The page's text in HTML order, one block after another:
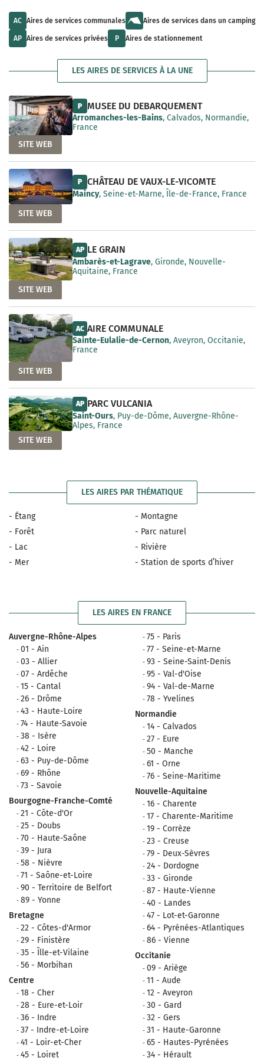
i
l
b
l
t
s
v
a
a
e
l
t
a
v
l
l
e
AC Aires de services communales Aires de services dans un camping
AP Aires de services privées P Aires de stationnement
LES AIRES DE SERVICES À LA UNE
P MUSEE DU DEBARQUEMENT
Arromanches-les-Bains, Calvados, Normandie,
France
SITE WEB
P CHÂTEAU DE VAUX-LE-VICOMTE
Maincy, Seine-et-Marne, Île-de-France, France
SITE WEB
AP LE GRAIN
Ambarès-et-Lagrave, Gironde, Nouvelle-
Aquitaine, France
SITE WEB
AC AIRE COMMUNALE
Sainte-Eulalie-de-Cernon, Aveyron, Occitanie,
France
SITE WEB
AP PARC VULCANIA
Saint-Ours, Puy-de-Dôme, Auvergne-Rhône-
Alpes, France
SITE WEB
LES AIRES PAR THÉMATIQUE
- Étang
- Forêt
- Lac
- Mer
- Montagne
- Parc naturel
- Rivière
- Station de sports d’hiver
LES AIRES EN FRANCE
Auvergne-Rhône-Alpes
01 - Ain
03 - Allier
07 - Ardêche
15 - Cantal
26 - Drôme
43 - Haute-Loire
74 - Haute-Savoie
38 - Isère
42 - Loire
63 - Puy-de-Dôme
69 - Rhône
73 - Savoie
Bourgogne-Franche-Comté
21 - Côte-d'Or
25 - Doubs
70 - Haute-Saône
39 - Jura
58 - Nièvre
71 - Saône-et-Loire
90 - Territoire de Belfort
89 - Yonne
Bretagne
22 - Côtes-d'Armor
29 - Finistère
35 - Îlle-et-Vilaine
56 - Morbihan
Centre
18 - Cher
28 - Eure-et-Loir
36 - Indre
37 - Indre-et-Loire
41 - Loir-et-Cher
45 - Loiret
75 - Paris
77 - Seine-et-Marne
93 - Seine-Saint-Denis
95 - Val-d'Oise
94 - Val-de-Marne
78 - Yvelines
Normandie
14 - Calvados
27 - Eure
50 - Manche
61 - Orne
76 - Seine-Maritime
Nouvelle-Aquitaine
16 - Charente
17 - Charente-Maritime
19 - Corrèze
23 - Creuse
79 - Deux-Sèvres
24 - Dordogne
33 - Gironde
87 - Haute-Vienne
40 - Landes
47 - Lot-et-Garonne
64 - Pyrénées-Atlantiques
86 - Vienne
Occitanie
09 - Ariège
11 - Aude
12 - Aveyron
30 - Gard
32 - Gers
31 - Haute-Garonne
65 - Hautes-Pyrénées
34 - Hérault